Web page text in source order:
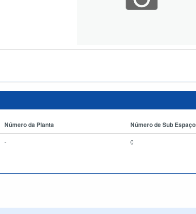
Número da Planta Número de Sub
- 0